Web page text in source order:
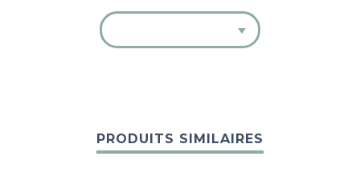
PRODUITS SIMILAIRES